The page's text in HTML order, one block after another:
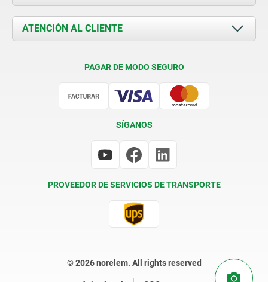
Novedades
Contacto
Documents
ATENCIÓN AL CLIENTE
PAGAR DE MODO SEGURO
SÍGANOS
PROVEEDOR DE SERVICIOS DE TRANSPORTE
© 2026 norelem. All rights reserved